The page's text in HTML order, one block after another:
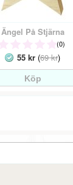
Ängel På Stjärna
(0)
55 kr (69 kr)